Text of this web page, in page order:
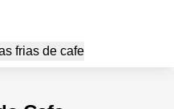
frias de cafe